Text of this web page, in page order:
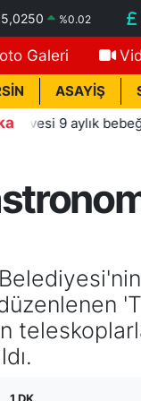
%0.02
Galeri
ASAYİŞ
aylık bebeği yaktı